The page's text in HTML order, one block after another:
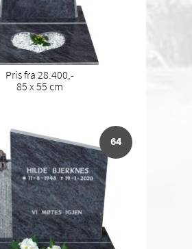
Pris fra 28.400,-
85 x 55 cm
64